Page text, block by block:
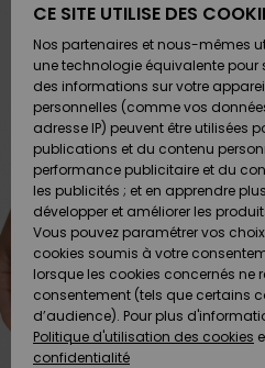
Chaussures
& Tongs
Surf
Snow
Chaussures
& Tongs
Surf
Snow
FEMME
A
Découvrir
Snow
SURF
Surf
Shop
Enfant
Highlights
SNOW
Snow
Shop
Enfant
Snow
Shop
Femme
A
Découvrir
OUTLET
Enfant
Outlet
Femme
AIDE &
CONTACT
Retours
Paiement
Carte
Cadeau
Quiksilver
Freedom
Protection
des
MAGASINS
CE SITE UTILISE DES
Nos partenaires et nous-mêmes
une technologie équivalente
des informations sur votre
personnelles (comme vos
adresse IP) peuvent être utilisées
publications et du contenu
performance publicitaire et du
les publicités ; et en apprendre
développer et améliorer les
Vous pouvez paramétrer vos
cookies soumis à votre
lorsque les cookies concernés ne
consentement (tels que certains
d’audience). Pour plus
Politique d'utilisation des cookies
confidentialité